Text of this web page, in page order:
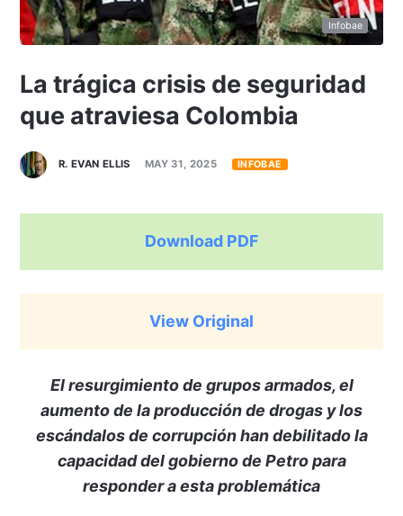
Infobae
La trágica crisis de seguridad
que atraviesa Colombia
R. EVAN ELLIS MAY 31, 2025 INFOBAE
Download PDF
View Original
El resurgimiento de grupos armados, el
aumento de la producción de drogas y los
escándalos de corrupción han debilitado la
capacidad del gobierno de Petro para
responder a esta problemática